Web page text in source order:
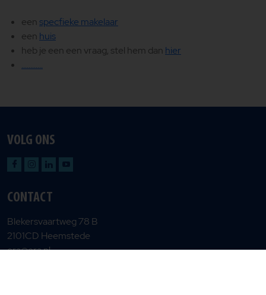
eenspecfieke makelaar
een huis
heb je een een vraag, stel hem dan hier
............
VOLG ONS
CONTACT
Blekersvaartweg 78 B
2101CD Heemstede
era@era.nl